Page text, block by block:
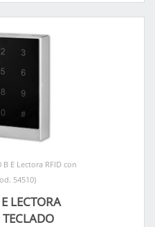
B E Lectora RFID con
54510)
LECTORA